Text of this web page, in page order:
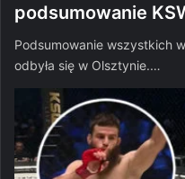
podsumowanie
Podsumowanie wszystkich
odbyła się w Olsztynie.…